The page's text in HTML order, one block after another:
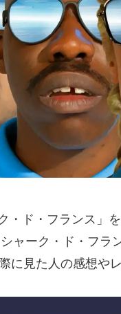
・ド・フランス」
ャーク・ド・フ
に見た人の感想や